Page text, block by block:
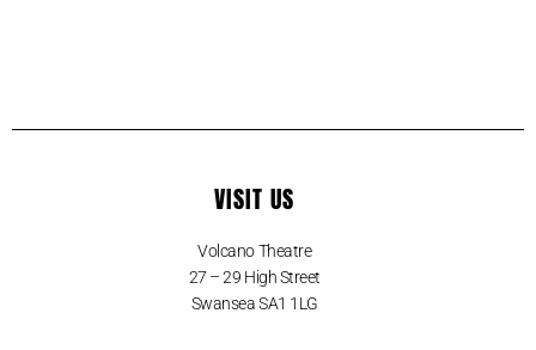
VISIT US
Volcano Theatre
27 – 29 High Street
Swansea SA1 1LG